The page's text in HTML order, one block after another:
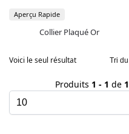
Collier Plaqué Or
Aperçu Rapide
Voici le seul résultat
Produits 1 - 1 de 1